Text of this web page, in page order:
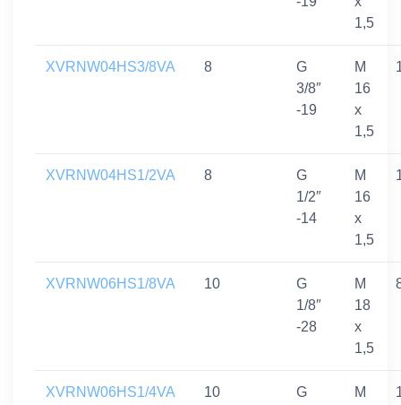
1,5
XVRNW04HS3/8VA 8
G
3/8″
-19
M
16
x
1,5
XVRNW04HS1/2VA 8
G
1/2″
-14
M
16
x
1,5
XVRNW06HS1/8VA 10
G
1/8″
-28
M
18
x
1,5
XVRNW06HS1/4VA 10
G
M